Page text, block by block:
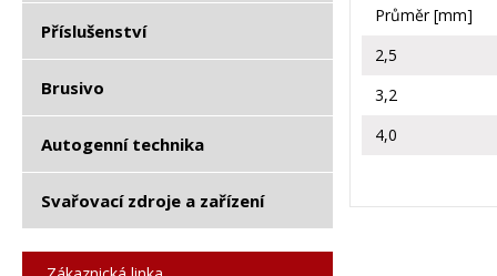
Příslušenství
Brusivo
Autogenní technika
Svařovací zdroje a zařízení
Průměr [mm]
2,5
3,2
4,0